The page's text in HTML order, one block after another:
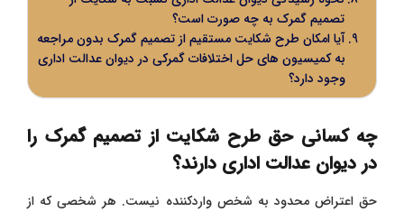
تصمیم گمرک به چه صورت است؟
آیا امکان طرح شکایت مستقیم از تصمیم گمرک بدون مراجعه
به کمیسیون های حل اختلافات گمرکی در دیوان عدالت اداری
وجود دارد؟
چه کسانی حق طرح شکایت از تصمیم گمرک را
در دیوان عدالت اداری دارند؟
حق اعتراض محدود به شخص واردکننده نیست. هر شخصی که از